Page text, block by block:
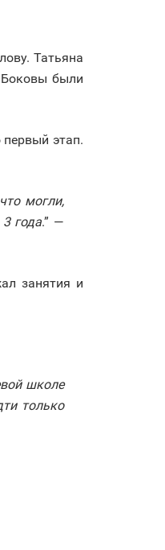
Татьяна
Боковы были
этап.
могли,
года.” —
занятия и
школе
только